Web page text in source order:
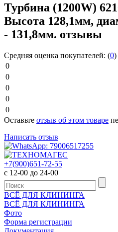
Турбина (1200W)
Высота 128,1мм,
- 131,8мм. отзывы
Средняя оценка покупателей: (0)
0
0
0
0
0
Оставьте отзыв об этом товаре
Написать отзыв
+7(900)651-72-55
с 12-00 до 24-00
ВСЁ ДЛЯ КЛИНИНГА
ВСЁ ДЛЯ КЛИНИНГА
Фото
Форма регистрации